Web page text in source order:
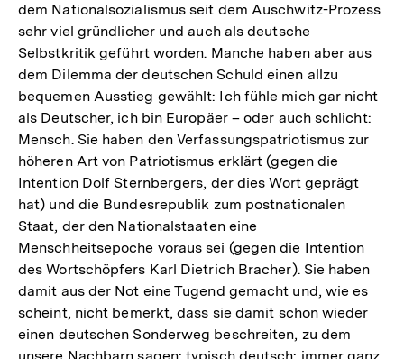
dem Nationalsozialismus seit dem Auschwitz-Prozess
sehr viel gründlicher und auch als deutsche
Selbstkritik geführt worden. Manche haben aber aus
dem Dilemma der deutschen Schuld einen allzu
bequemen Ausstieg gewählt: Ich fühle mich gar nicht
als Deutscher, ich bin Europäer – oder auch schlicht:
Mensch. Sie haben den Verfassungspatriotismus zur
höheren Art von Patriotismus erklärt (gegen die
Intention Dolf Sternbergers, der dies Wort geprägt
hat) und die Bundesrepublik zum postnationalen
Staat, der den Nationalstaaten eine
Menschheitsepoche voraus sei (gegen die Intention
des Wortschöpfers Karl Dietrich Bracher). Sie haben
damit aus der Not eine Tugend gemacht und, wie es
scheint, nicht bemerkt, dass sie damit schon wieder
einen deutschen Sonderweg beschreiten, zu dem